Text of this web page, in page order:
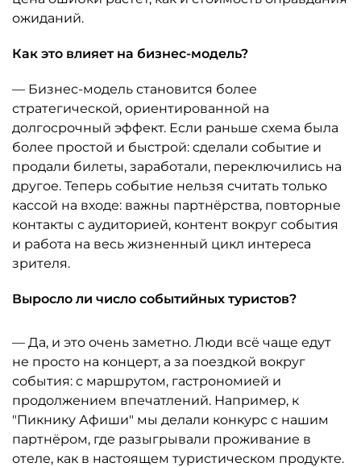
ожиданий.
Как это влияет на бизнес-модель?
— Бизнес-модель становится более
стратегической, ориентированной на
долгосрочный эффект. Если раньше схема была
более простой и быстрой: сделали событие и
продали билеты, заработали, переключились на
другое. Теперь событие нельзя считать только
кассой на входе: важны партнёрства, повторные
контакты с аудиторией, контент вокруг события
и работа на весь жизненный цикл интереса
зрителя.
Выросло ли число событийных туристов?
— Да, и это очень заметно. Люди всё чаще едут
не просто на концерт, а за поездкой вокруг
события: с маршрутом, гастрономией и
продолжением впечатлений. Например, к
"Пикнику Афиши" мы делали конкурс с нашим
партнёром, где разыгрывали проживание в
отеле, как в настоящем туристическом продукте.